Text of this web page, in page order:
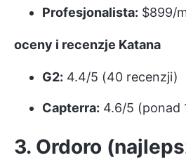
Profesjonalista: $899/
oceny i recenzje Katana
G2: 4.4/5 (40 recenzji)
Capterra: 4.6/5 (ponad
3. Ordoro